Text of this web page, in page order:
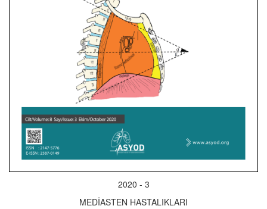
2020 - 3
MEDİASTEN HASTALIKLARI